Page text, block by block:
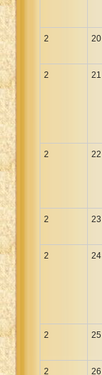
2 20
2 21
2 22
2 23
2 24
2 25
2 26